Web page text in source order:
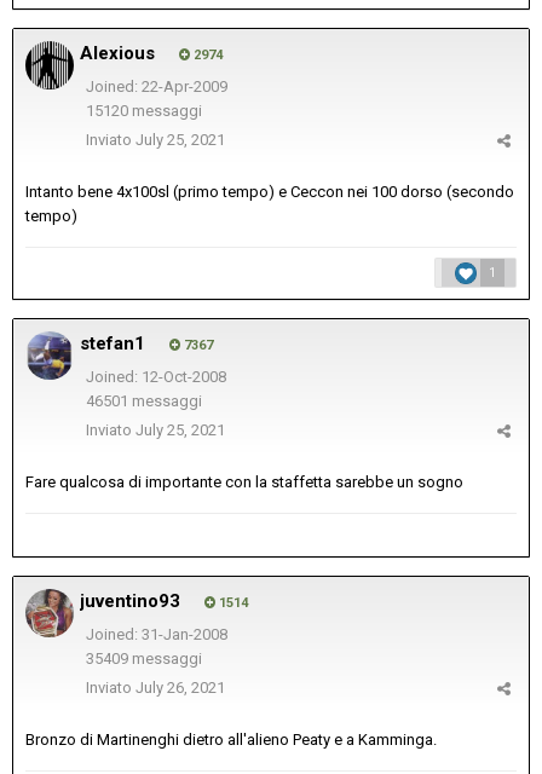
Alexious 2974
Joined: 22-Apr-2009
15120 messaggi
Inviato July 25, 2021
Intanto bene 4x100sl (primo tempo) e Ceccon nei 100 dorso (secondo
tempo)
1
stefan1 7367
Joined: 12-Oct-2008
46501 messaggi
Inviato July 25, 2021
Fare qualcosa di importante con la staffetta sarebbe un sogno
juventino93 1514
Joined: 31-Jan-2008
35409 messaggi
Inviato July 26, 2021
Bronzo di Martinenghi dietro all'alieno Peaty e a Kamminga.